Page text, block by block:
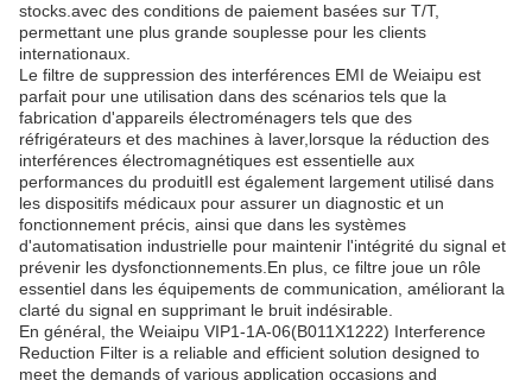
stocks.avec des conditions de paiement basées sur T/T,
permettant une plus grande souplesse pour les clients
internationaux.
Le filtre de suppression des interférences EMI de Weiaipu est
parfait pour une utilisation dans des scénarios tels que la
fabrication d'appareils électroménagers tels que des
réfrigérateurs et des machines à laver,lorsque la réduction des
interférences électromagnétiques est essentielle aux
performances du produitIl est également largement utilisé dans
les dispositifs médicaux pour assurer un diagnostic et un
fonctionnement précis, ainsi que dans les systèmes
d'automatisation industrielle pour maintenir l'intégrité du signal et
prévenir les dysfonctionnements.En plus, ce filtre joue un rôle
essentiel dans les équipements de communication, améliorant la
clarté du signal en supprimant le bruit indésirable.
En général, the Weiaipu VIP1-1A-06(B011X1222) Interference
Reduction Filter is a reliable and efficient solution designed to
meet the demands of various application occasions and